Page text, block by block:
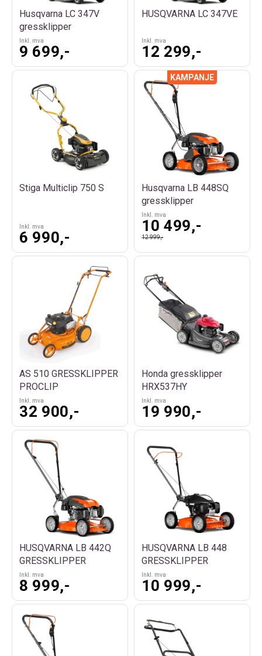
Husqvarna LC 347V
gressklipper
Inkl. mva
9 699,-
HUSQVARNA LC 347VE
Inkl. mva
12 299,-
Stiga Multiclip 750 S
Inkl. mva
6 990,-
Husqvarna LB 448SQ
gressklipper
Inkl. mva
10 499,-
12 999,-
AS 510 GRESSKLIPPER
PROCLIP
Inkl. mva
32 900,-
Honda gressklipper
HRX537HY
Inkl. mva
19 990,-
HUSQVARNA LB 442Q
GRESSKLIPPER
Inkl. mva
8 999,-
HUSQVARNA LB 448
GRESSKLIPPER
Inkl. mva
10 999,-